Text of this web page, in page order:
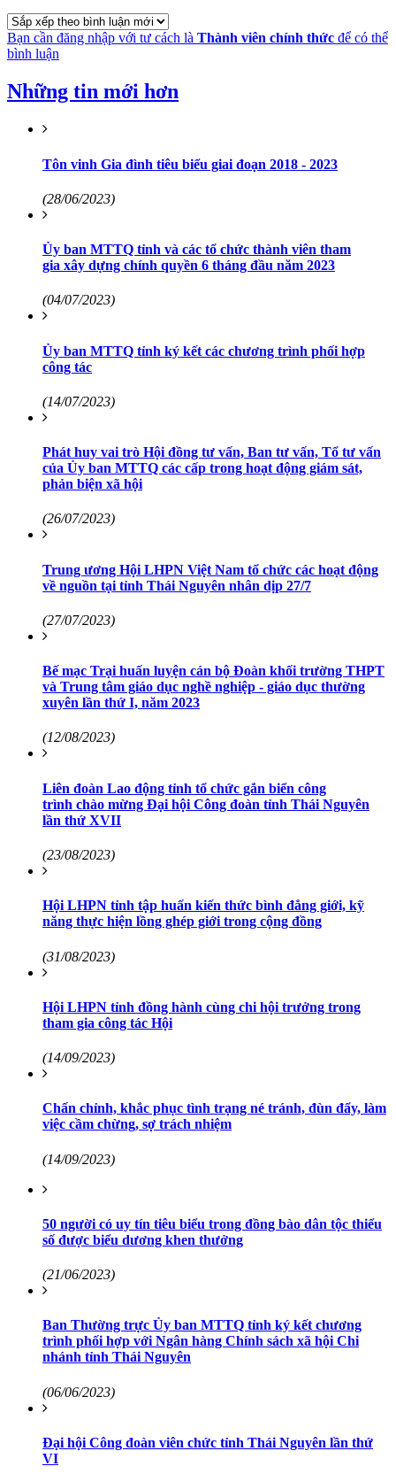
Bạn cần đăng nhập với tư cách là Thành viên chính thức để có thể
bình luận
Những tin mới hơn
Tôn vinh Gia đình tiêu biểu giai đoạn 2018 - 2023
(28/06/2023)
Ủy ban MTTQ tỉnh và các tổ chức thành viên tham
gia xây dựng chính quyền 6 tháng đầu năm 2023
(04/07/2023)
Ủy ban MTTQ tỉnh ký kết các chương trình phối hợp
công tác
(14/07/2023)
Phát huy vai trò Hội đồng tư vấn, Ban tư vấn, Tổ tư vấn
của Ủy ban MTTQ các cấp trong hoạt động giám sát,
phản biện xã hội
(26/07/2023)
Trung ương Hội LHPN Việt Nam tổ chức các hoạt động
về nguồn tại tỉnh Thái Nguyên nhân dịp 27/7
(27/07/2023)
Bế mạc Trại huấn luyện cán bộ Đoàn khối trường THPT
và Trung tâm giáo dục nghề nghiệp - giáo dục thường
xuyên lần thứ I, năm 2023
(12/08/2023)
Liên đoàn Lao động tỉnh tổ chức gắn biển công
trình chào mừng Đại hội Công đoàn tỉnh Thái Nguyên
lần thứ XVII
(23/08/2023)
Hội LHPN tỉnh tập huấn kiến thức bình đẳng giới, kỹ
năng thực hiện lồng ghép giới trong cộng đồng
(31/08/2023)
Hội LHPN tỉnh đồng hành cùng chi hội trưởng trong
tham gia công tác Hội
(14/09/2023)
Chấn chỉnh, khắc phục tình trạng né tránh, đùn đẩy, làm
việc cầm chừng, sợ trách nhiệm
(14/09/2023)
50 người có uy tín tiêu biểu trong đồng bào dân tộc thiểu
số được biểu dương khen thưởng
(21/06/2023)
Ban Thường trực Ủy ban MTTQ tỉnh ký kết chương
trình phối hợp với Ngân hàng Chính sách xã hội Chi
nhánh tỉnh Thái Nguyên
(06/06/2023)
Đại hội Công đoàn viên chức tỉnh Thái Nguyên lần thứ
VI